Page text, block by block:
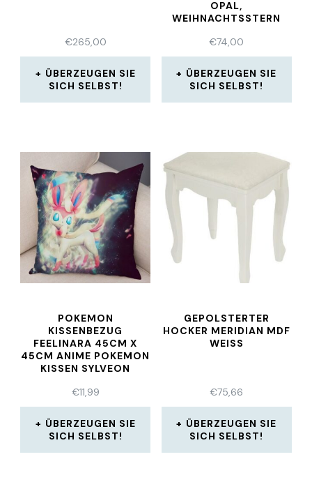
€265,00
ÜBERZEUGEN SIE
SICH SELBST!
PAL, W
EIHNACHTSSTERN
€74,00
ÜBERZEUGEN SIE
SICH SELBST!
POKEMON
KISSENBEZUG
FEELINARA 45CM X
45CM ANIME POKEMON
KISSEN SYLVEON
€11,99
ÜBERZEUGEN SIE
SICH SELBST!
GEPOLSTERTER
HOCKER MERIDIAN MDF
WEISS
€75,66
ÜBERZEUGEN SIE
SICH SELBST!